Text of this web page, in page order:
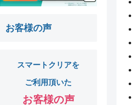
お客様の声
スマートクリアを
ご利用頂いた
お客様の声